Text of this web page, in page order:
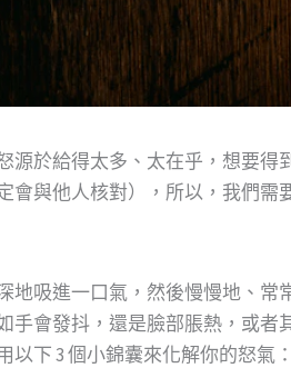
源於給得太多、太在乎，想要
會與他人核對），所以，我們
地吸進一口氣，然後慢慢地、
手會發抖，還是臉部脹熱，或
下 3 個小錦囊來化解你的怒氣：